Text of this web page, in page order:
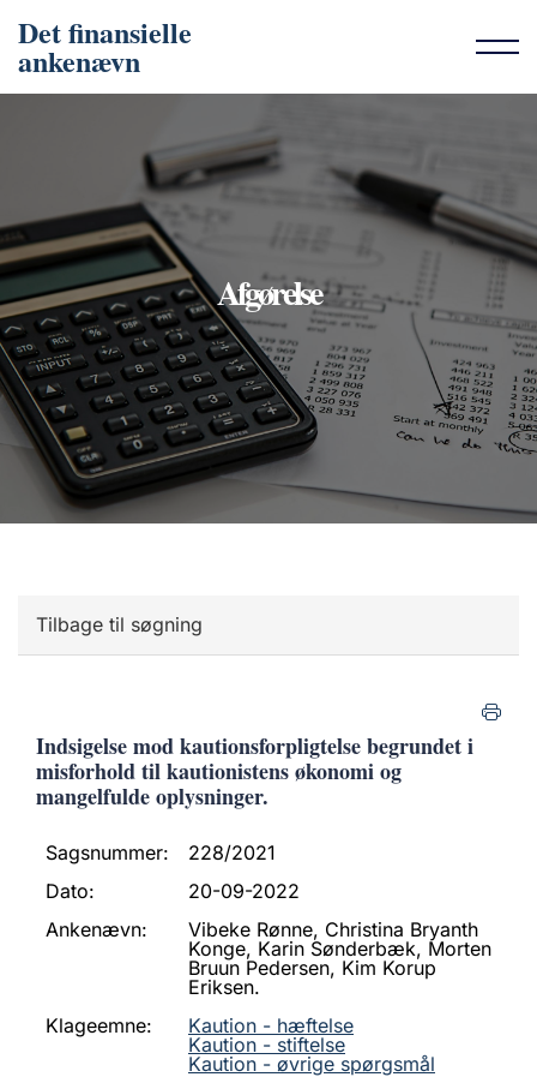
Det finansielle
ankenævn
Afgørelse
Tilbage til søgning
Indsigelse mod kautionsforpligtelse begrundet i
misforhold til kautionistens økonomi og
mangelfulde oplysninger.
Sagsnummer:
228/2021
Dato:
20-09-2022
Ankenævn:
Vibeke Rønne, Christina Bryanth
Konge, Karin Sønderbæk, Morten
Bruun Pedersen, Kim Korup
Eriksen.
Klageemne:
Kaution - hæftelse
Kaution - stiftelse
Kaution - øvrige spørgsmål